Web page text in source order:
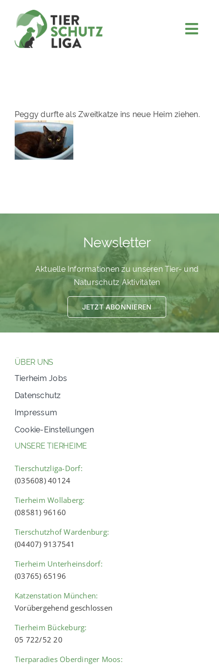
content
MITMACHEN
FÖRDERN & VERERBEN
KOOPERATIONEN
TIERHEIME
HELFER WERDEN
RATGEBER
Peggy durfte als Zweitkatze ins neue Heim ziehen.
Newsletter
Aktuelle Informationen zu unseren Tier- und
Naturschutz Aktivitäten
JETZT ABONNIEREN
ÜBER UNS
Tierheim Jobs
Datenschutz
Impressum
Cookie-Einstellungen
UNSERE TIERHEIME
Tierschutzliga-Dorf:
(035608) 40124
Tierheim Wollaberg:
(08581) 96160
Tierschutzhof Wardenburg:
(04407) 9137541
Tierheim Unterheinsdorf:
(03765) 65196
Katzenstation München:
Vorübergehend geschlossen
Tierheim Bückeburg:
05 722/52 20
Tierparadies Oberdinger Moos: